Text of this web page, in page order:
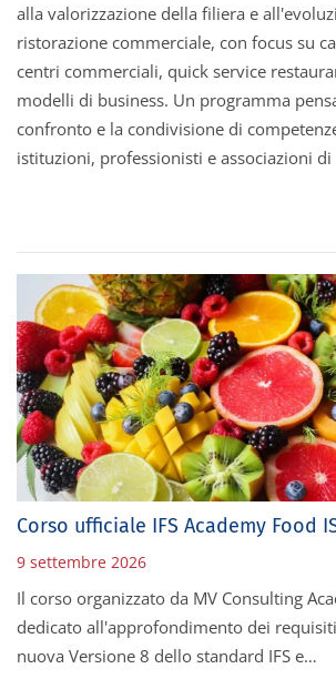
alla valorizzazione della filiera e
ristorazione commerciale, con focus su
centri commerciali, quick service
modelli di business. Un programma
confronto e la condivisione di
istituzioni, professionisti e associazioni di
Corso ufficiale IFS Academy Food
9 settembre 2026
Il corso organizzato da MV Consulting
dedicato all'approfondimento dei
nuova Versione 8 dello standard IFS e…